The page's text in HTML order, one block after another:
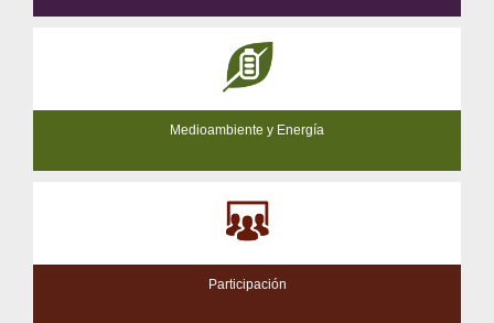
Medioambiente y Energía
Participación